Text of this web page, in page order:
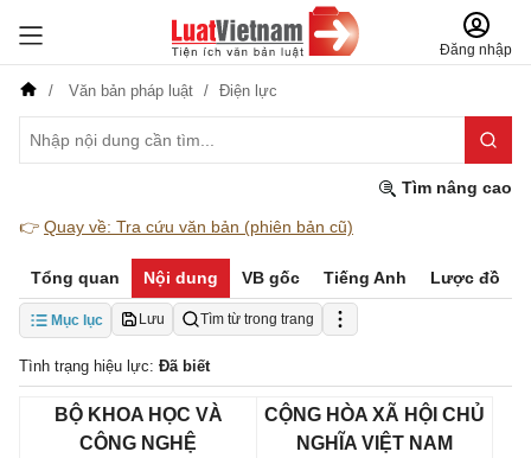
Đăng nhập
Văn bản pháp luật Điện lực
Tìm nâng cao
👉 Quay về: Tra cứu văn bản (phiên bản cũ)
Tổng quan Nội dung VB gốc Tiếng Anh Lược đồ
Mục lục Lưu Tìm từ trong trang
Tình trạng hiệu lực: Đã biết
BỘ KHOA HỌC VÀ
CÔNG NGHỆ
CỘNG HÒA XÃ HỘI CHỦ
NGHĨA VIỆT NAM